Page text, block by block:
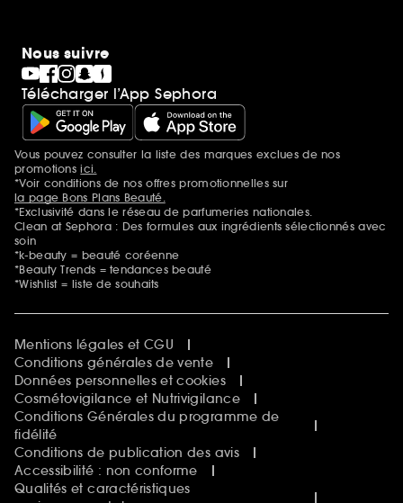
Nous suivre
Télécharger l’App Sephora
Mentions additionnelles
Vous pouvez consulter la liste des marques exclues de nos
promotionsici.
*Voir conditions de nos offres promotionnelles sur
la page Bons Plans Beauté.
*Exclusivité dans le réseau de parfumeries nationales.
Clean at Sephora : Des formules aux ingrédients sélectionnés avec
soin
*k-beauty = beauté coréenne
*Beauty Trends = tendances beauté
*Wishlist = liste de souhaits
Mentions légales et CGU
Conditions générales de vente
Données personnelles et cookies
Cosmétovigilance et Nutrivigilance
Conditions Générales du programme de
fidélité
Conditions de publication des avis
Accessibilité : non conforme
Qualités et caractéristiques